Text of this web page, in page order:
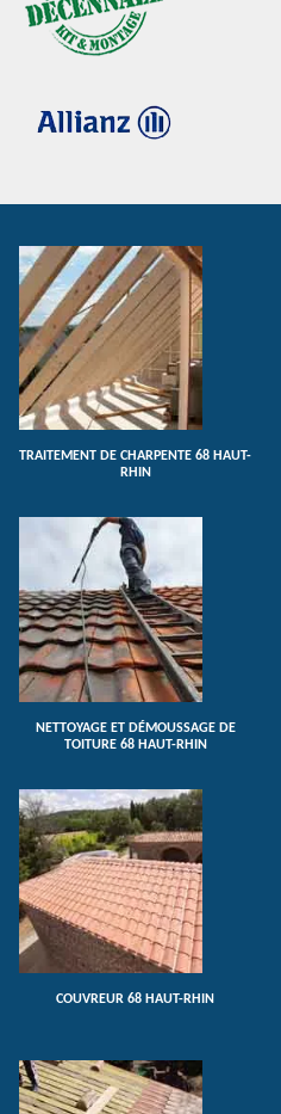
TRAITEMENT DE CHARPENTE 68 HAUT-
RHIN
NETTOYAGE ET DÉMOUSSAGE DE
TOITURE 68 HAUT-RHIN
COUVREUR 68 HAUT-RHIN